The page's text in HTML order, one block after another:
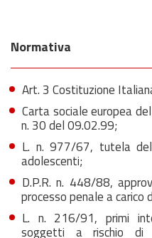
Normativa
Art. 3 Costituzione
Carta sociale europea
n. 30 del 09.02.99;
L. n. 977/67, tutela
adolescenti;
D.P.R. n. 448/88,
processo penale a carico
L. n. 216/91, primi
soggetti a rischio di